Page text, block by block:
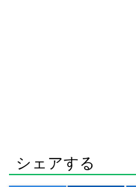
シェアする